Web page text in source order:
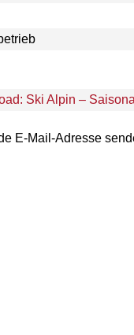
Ski Alpin –
E-Mail-Adresse